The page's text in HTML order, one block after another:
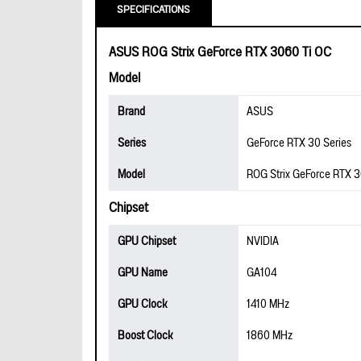
SPECIFICATIONS
ASUS ROG Strix GeForce RTX 3060 Ti OC
Model
Brand
ASUS
Series
GeForce RTX 30 Series
Model
ROG Strix GeForce RTX
Chipset
GPU Chipset
NVIDIA
GPU Name
GA104
GPU Clock
1410 MHz
Boost Clock
1860 MHz